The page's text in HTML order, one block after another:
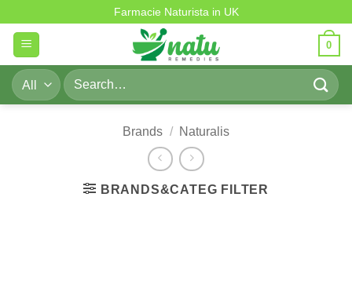
content
Farmacie Naturista in UK
0
Search
for:
Brands / Naturalis
BRANDS&CATEG FILTER